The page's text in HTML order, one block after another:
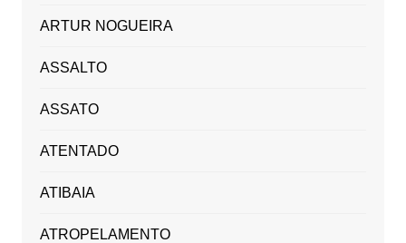
ARTUR NOGUEIRA
ASSALTO
ASSATO
ATENTADO
ATIBAIA
ATROPELAMENTO